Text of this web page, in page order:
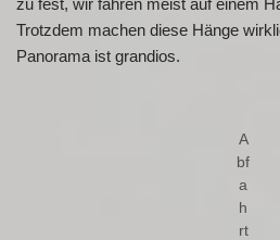
zu fest, wir fahren meist auf einem
Trotzdem machen diese Hänge
Panorama ist grandios.
A
bf
a
h
rt